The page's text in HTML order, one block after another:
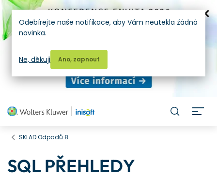
SKLAD Odpadů 8
SQL PŘEHLEDY
Odebírejte naše notifikace, aby Vám neutekla žádná
novinka.
Ano, zapnout
Ne, děkuji